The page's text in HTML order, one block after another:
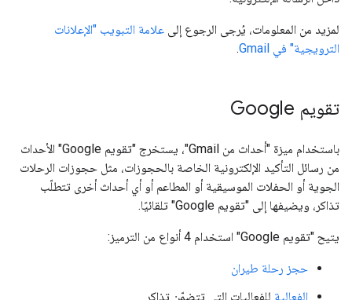
لمزيد من المعلومات، يُرجى الرجوع إلى علامة التبويب "الإعلانات
الترويجية" في Gmail
.
تقويم Google
باستخدام ميزة "أحداث من Gmail"، يستخرج "تقويم Google" الأحداث
من رسائل التأكيد الإلكترونية الخاصة بالحجوزات، مثل حجوزات الرحلات
الجوية أو الحفلات الموسيقية أو المطاعم أو أي أحداث أخرى تتطلّب
تذاكر، ويضيفها إلى "تقويم Google" تلقائيًا.
يتيح "تقويم Google" استخدام 4 أنواع من الترميز:
حجز رحلة طيران
الفعالية للفعاليات التي تتضمّن تذاكر